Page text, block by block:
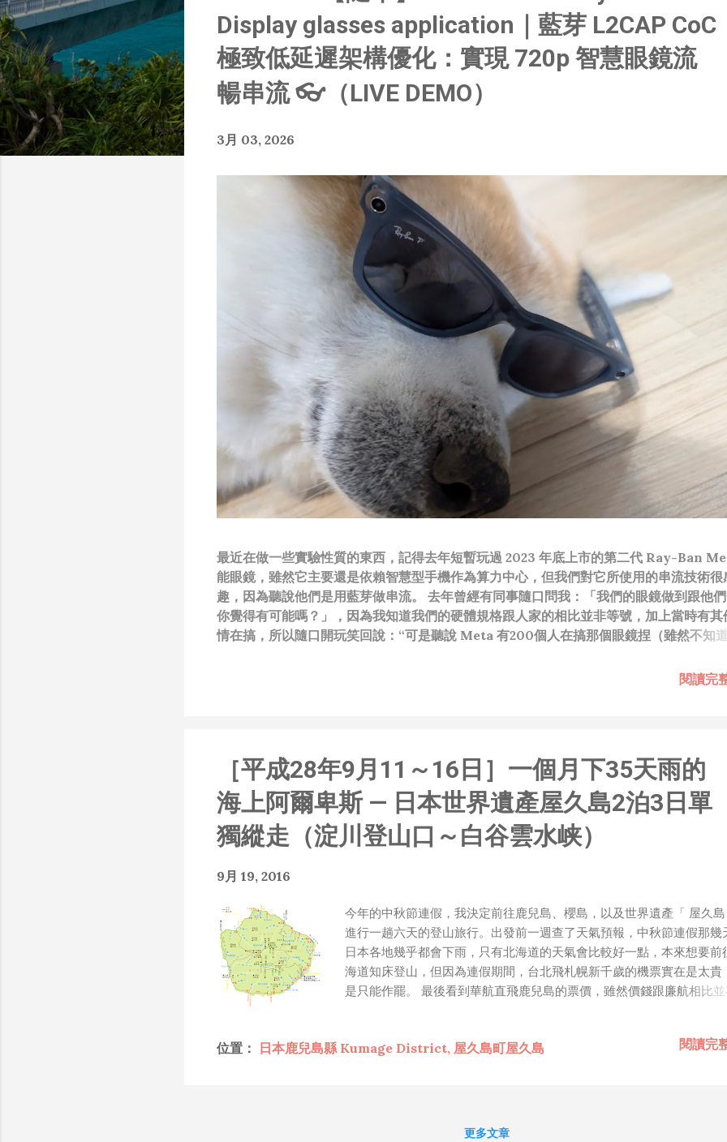
Display glasses application｜藍芽 L2CAP CoC
極致低延遲架構優化：實現 720p 智慧眼鏡流
暢串流 👓（LIVE DEMO）
3月 03, 2026
最近在做一些實驗性質的東西，記得去年短暫玩過 2023 年底上市的第二代 Ray-Ban
能眼鏡，雖然它主要還是依賴智慧型手機作為算力中心，但我們對它所使用的串流技術很
趣，因為聽說他們是用藍芽做串流。 去年曾經有同事隨口問我：「我們的眼鏡做到跟他
你覺得有可能嗎？」，因為我知道我們的硬體規格跟人家的相比並非等號，加上當時有其
情在搞，所以隨口開玩笑回說：“可是聽說 Meta 有200個人在搞那個眼鏡捏（雖然不知
也記得更久以前，當我們還在研究那個眼鏡時，常聽到像是：『 他們不知道用了什麼黑
扛、散佈同事私生活謠言，還有職場霸凌，這些你他媽都頂級專業戶，除此之外沒啥洨用
了！） 一件理論上可以做到的事情，外行人的認知被信息差，不懂加上沒實作能力去驗證
什麼都變成黑科技了（多黑？比巴西黑鮑魚還黑嗎？）。反重力技術說不定也非啥黑科技
是政府不讓你普通老百姓了解罷了。 Ray-ban Meta 的黑科技，講白了就是人家拉個百人
在搞那支眼鏡，然後把軟體技能和硬體規格點滿，再加上極致優化後的成果罷了！ 當時知
Ray-Ban Meta 的智慧眼鏡有塞入一個強大的 WiFi 6 晶片在裡面，一開始我猜測會不會
能是透過 WiFi P2P 或 WiFi SoftAP 的方式去做串流（確實 Meta 的智能眼鏡，在同步
時，會強制要求開啟手機的 WiFi 開關，所以媒體同步應該是靠 WiFi 通道做的），而去
我也快速做了一個WiFi Direct 架構來做 POC，確實傳輸效率非常快，幾百 MB 的大檔
秒級傳完，從眼鏡端將媒體串流到手機端更是不用說的順暢，而且當時我們的媒體串流還
未經編碼的方式傳透過 Socket 直接傳輸的（這表示傳輸時所需的頻寬會更大，功耗據說
大）。 後來因為 ...
閱讀完
［平成28年9月11～16日］一個月下35天雨的
海上阿爾卑斯 — 日本世界遺產屋久島2泊3日單
獨縱走（淀川登山口～白谷雲水峡）
9月 19, 2016
今年的中秋節連假，我決定前往鹿兒島、櫻島，以及世界遺產「 屋久島
進行一趟六天的登山旅行。出發前一週查了天氣預報，中秋節連假那幾
日本各地幾乎都會下雨，只有北海道的天氣會比較好一點，本來想要前
海道知床登山，但因為連假期間，台北飛札幌新千歲的機票實在是太貴
是只能作罷。 最後看到華航直飛鹿兒島的票價，雖然價錢跟廉航相比並
在中秋連假那幾天，仍然都是有降雨的機率，經過一番掙扎，最後決定
通工具都不用事先預約，所以只要把旅館給訂好就沒問題了。 接下來就
位置： 日本鹿兒島縣 Kumage District, 屋久島町屋久島 閱讀完
更多文章